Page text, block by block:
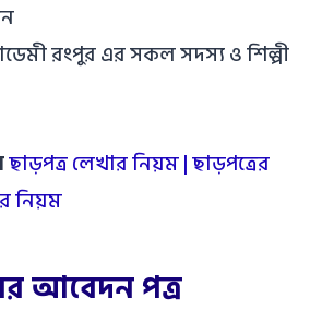
রংপুর এর সকল সদস্য ও শিল্পী
ছাড়পত্র লেখার নিয়ম | ছাড়পত্রের
নিয়ম
আবেদন পত্র